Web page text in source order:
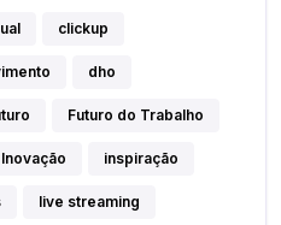
clickup
dho
Futuro do Trabalho
Inovação inspiração
live streaming